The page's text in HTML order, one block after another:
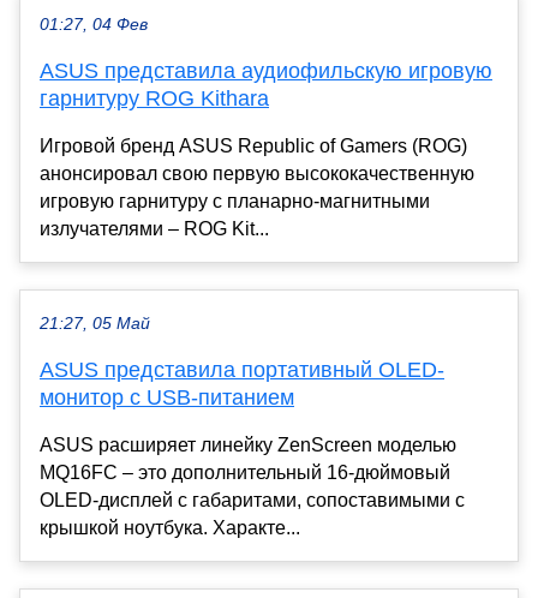
01:27, 04 Фев
ASUS представила аудиофильскую игровую
гарнитуру ROG Kithara
Игровой бренд ASUS Republic of Gamers (ROG)
анонсировал свою первую высококачественную
игровую гарнитуру с планарно-магнитными
излучателями – ROG Kit...
21:27, 05 Май
ASUS представила портативный OLED-
монитор с USB-питанием
ASUS расширяет линейку ZenScreen моделью
MQ16FC – это дополнительный 16-дюймовый
OLED-дисплей с габаритами, сопоставимыми с
крышкой ноутбука. Характе...